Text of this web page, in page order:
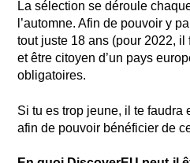
La sélection se déroule
l’automne. Afin de pouvoir y
tout juste 18 ans (pour 2022,
et être citoyen d’un pays
obligatoires.
Si tu es trop jeune, il te faudra
afin de pouvoir bénéficier de